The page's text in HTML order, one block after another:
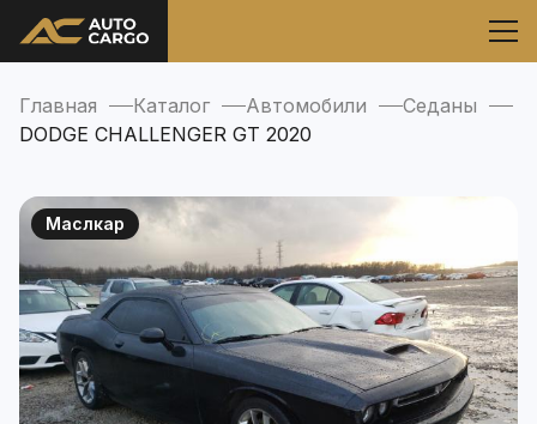
Главная Каталог Автомобили
Седаны
DODGE CHALLENGER GT 2020
Маслкар